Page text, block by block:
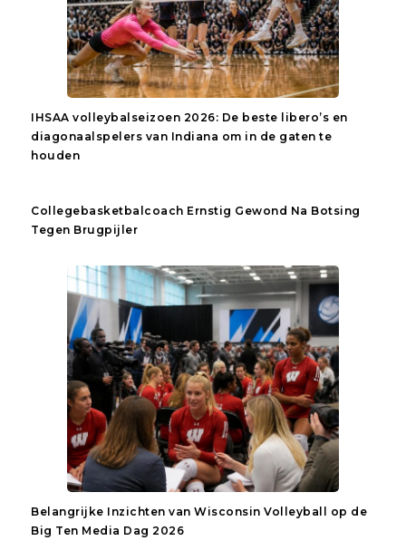
IHSAA volleybalseizoen 2026: De beste libero’s en
diagonaalspelers van Indiana om in de gaten te
houden
Collegebasketbalcoach Ernstig Gewond Na Botsing
Tegen Brugpijler
Belangrijke Inzichten van Wisconsin Volleyball op de
Big Ten Media Dag 2026